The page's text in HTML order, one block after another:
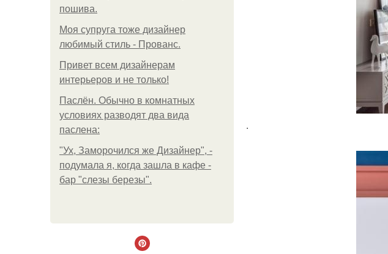
пошива.
Моя супруга тоже дизайнер
любимый стиль - Прованс.
Привет всем дизайнерам
интерьеров и не только!
Паслён. Обычно в комнатных
условиях разводят два вида
паслена:
"Ух, Заморочился же Дизайнер", -
подумала я, когда зашла в кафе -
бар "слезы березы".
.